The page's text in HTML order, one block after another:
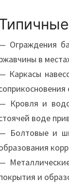
Ограждения
в
Каркасы
Кровля и
воде
Болтовые и
и